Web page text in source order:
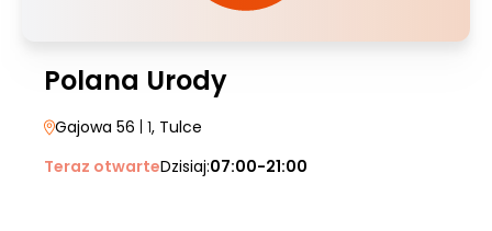
Polana Urody
Gajowa 56 | 1, Tulce
Teraz otwarteDzisiaj:07:00-21:00